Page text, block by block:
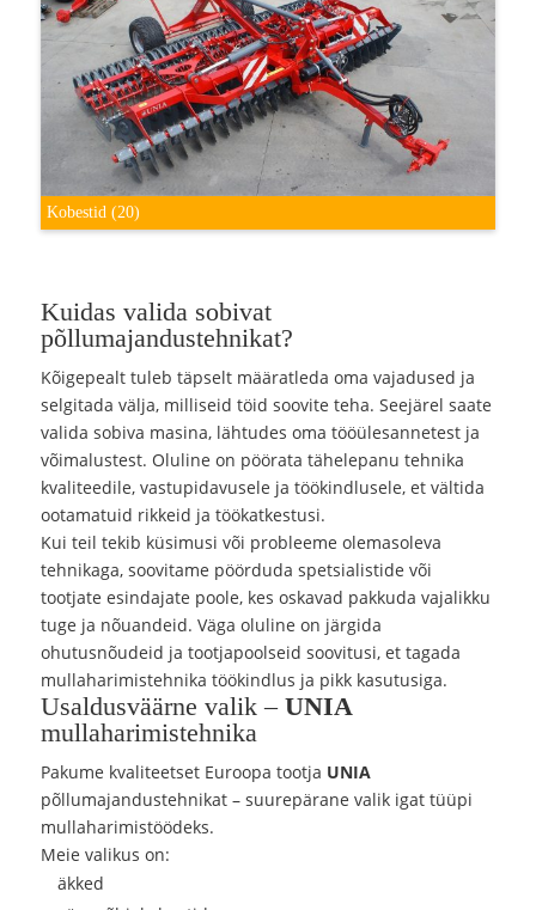
Kobestid(20)
Kuidas valida sobivat
põllumajandustehnikat?
Kõigepealt tuleb täpselt määratleda oma vajadused ja
selgitada välja, milliseid töid soovite teha. Seejärel saate
valida sobiva masina, lähtudes oma tööülesannetest ja
võimalustest. Oluline on pöörata tähelepanu tehnika
kvaliteedile, vastupidavusele ja töökindlusele, et vältida
ootamatuid rikkeid ja töökatkestusi.
Kui teil tekib küsimusi või probleeme olemasoleva
tehnikaga, soovitame pöörduda spetsialistide või
tootjate esindajate poole, kes oskavad pakkuda vajalikku
tuge ja nõuandeid. Väga oluline on järgida
ohutusnõudeid ja tootjapoolseid soovitusi, et tagada
mullaharimistehnika töökindlus ja pikk kasutusiga.
Usaldusväärne valik –UNIA
mullaharimistehnika
Pakume kvaliteetset Euroopa tootja UNIA
põllumajandustehnikat – suurepärane valik igat tüüpi
mullaharimistöödeks.
Meie valikus on:
äkked